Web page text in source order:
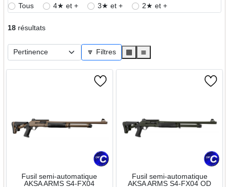
Tous
4★ et + 3★ et + 2★ et +
18résultats
🔽 Filtres ▦ ≣
Fusil semi-automatique
AKSA ARMS S4-FX04
Fusil semi-automatique
AKSA ARMS S4-FX04 OD